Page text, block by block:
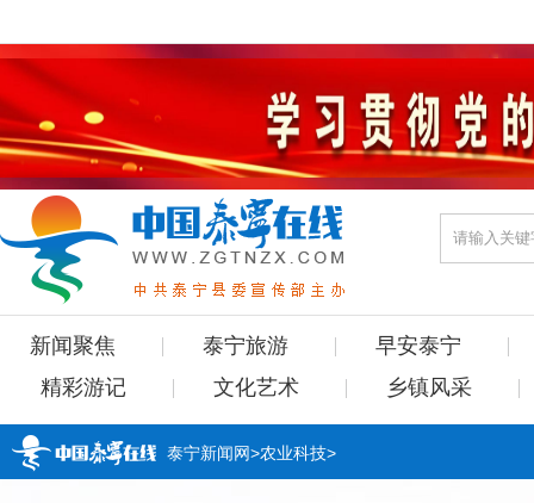
新闻聚焦 泰宁旅游
早安泰宁
精彩游记
文化艺术 乡镇风采
泰宁新闻网>农业科技>